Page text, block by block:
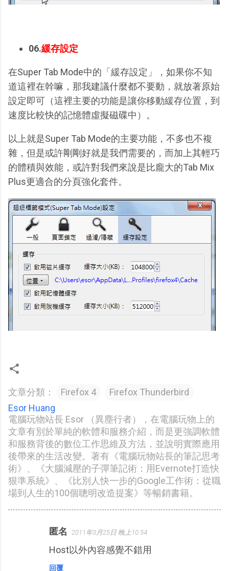
06.緩存設定
在Super Tab Mode中的「緩存設定」，如果你不知
道這裡在幹嘛，那我建議什麼都不要動，就放著原始
設定即可（這裡主要的功能是讓你移動緩存位置，到
速度比較快的記憶體虛擬磁碟中）。
以上就是Super Tab Mode的主要功能，不多也不複
雜，但是或許剛剛好就是我們需要的，而加上其輕巧
的體積與效能，或許對我們來說是比龐大的Tab Mix
Plus更適合的分頁強化套件。
文章分類： Firefox 4
Firefox Thunderbird
Esor Huang
電腦玩物站長 Esor （異塵行者），在電腦玩物上的
文章有別於單純的軟體和服務介紹，而是更強調軟體
和服務背後的數位工作思維及方法，並說明實際應用
後帶來的生活改變。著有《電腦玩物站長的筆記思考
術》、《大腦減壓的子彈筆記術：用Evernote打造快
狠準系統》、《比別人快一步的Google工作術：從職
場到人生的100個聰明改造提案》等暢銷書籍。
匿名 2011年3月25日 晚上10:54
Host以外內容感覺不錯用
回覆